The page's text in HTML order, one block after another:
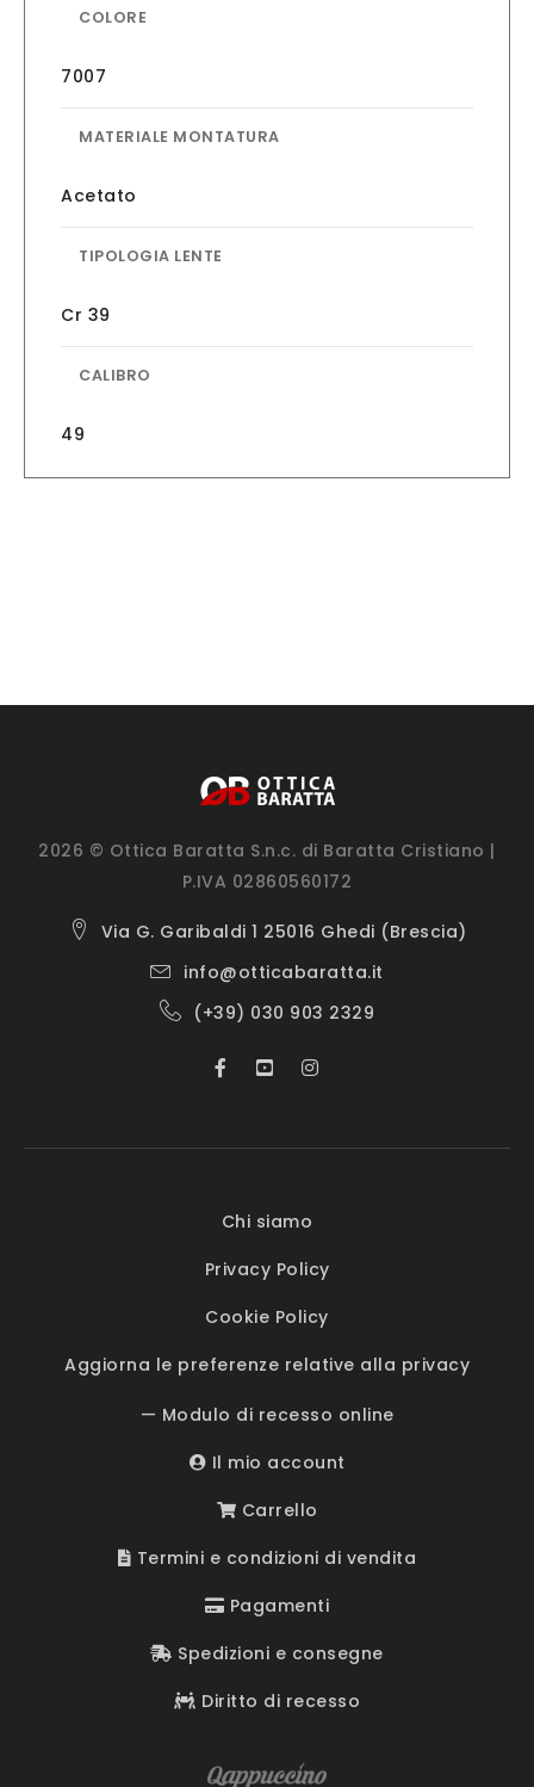
COLORE
7007
MATERIALE MONTATURA
Acetato
TIPOLOGIA LENTE
Cr 39
CALIBRO
49
2026 © Ottica Baratta S.n.c. di Baratta Cristiano |
P.IVA 02860560172
Via G. Garibaldi 1 25016 Ghedi (Brescia)
info@otticabaratta.it
(+39) 030 903 2329
Chi siamo
Privacy Policy
Cookie Policy
Aggiorna le preferenze relative alla privacy
— Modulo di recesso online
Il mio account
Carrello
Termini e condizioni di vendita
Pagamenti
Spedizioni e consegne
Diritto di recesso